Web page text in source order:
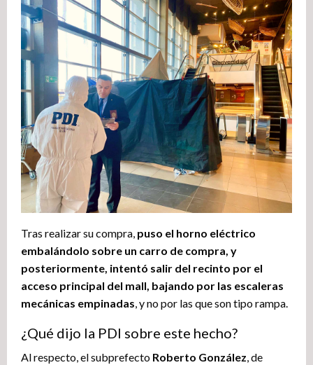
Tras realizar su compra, puso el horno eléctrico
embalándolo sobre un carro de compra, y
posteriormente, intentó salir del recinto por el
acceso principal del mall, bajando por las escaleras
mecánicas empinadas, y no por las que son tipo rampa.
¿Qué dijo la PDI sobre este hecho?
Al respecto, el subprefecto Roberto González, de